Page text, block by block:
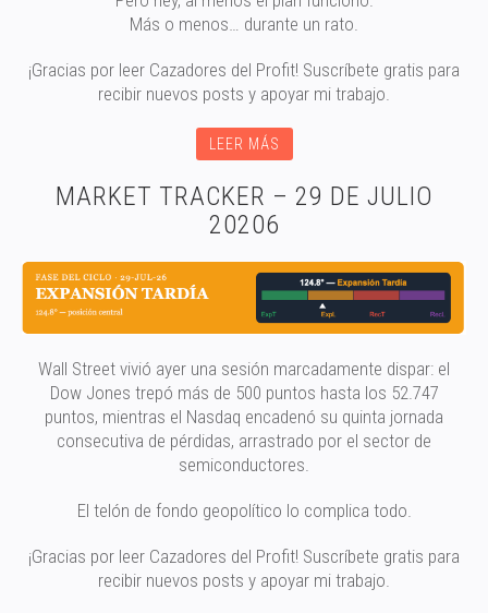
Más o menos… durante un rato.
¡Gracias por leer Cazadores del Profit! Suscríbete gratis para
recibir nuevos posts y apoyar mi trabajo.
LEER MÁS
MARKET TRACKER – 29 DE JULIO
20206
Wall Street vivió ayer una sesión marcadamente dispar: el
Dow Jones trepó más de 500 puntos hasta los 52.747
puntos, mientras el Nasdaq encadenó su quinta jornada
consecutiva de pérdidas, arrastrado por el sector de
semiconductores.
El telón de fondo geopolítico lo complica todo.
¡Gracias por leer Cazadores del Profit! Suscríbete gratis para
recibir nuevos posts y apoyar mi trabajo.